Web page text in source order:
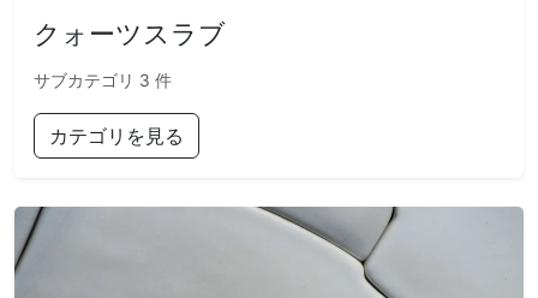
クォーツスラブ
サブカテゴリ 3 件
カテゴリを見る